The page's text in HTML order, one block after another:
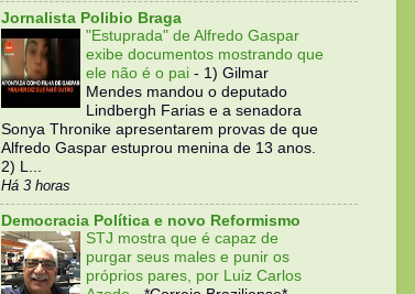
Jornalista Polibio Braga
"Estuprada" de Alfredo Gaspar
exibe documentos mostrando que
ele não é o pai - 1) Gilmar
Mendes mandou o deputado
Lindbergh Farias e a senadora
Sonya Thronike apresentarem provas de que
Alfredo Gaspar estuprou menina de 13 anos.
2) L...
Há 3 horas
Democracia Política e novo Reformismo
STJ mostra que é capaz de
purgar seus males e punir os
próprios pares, por Luiz Carlos